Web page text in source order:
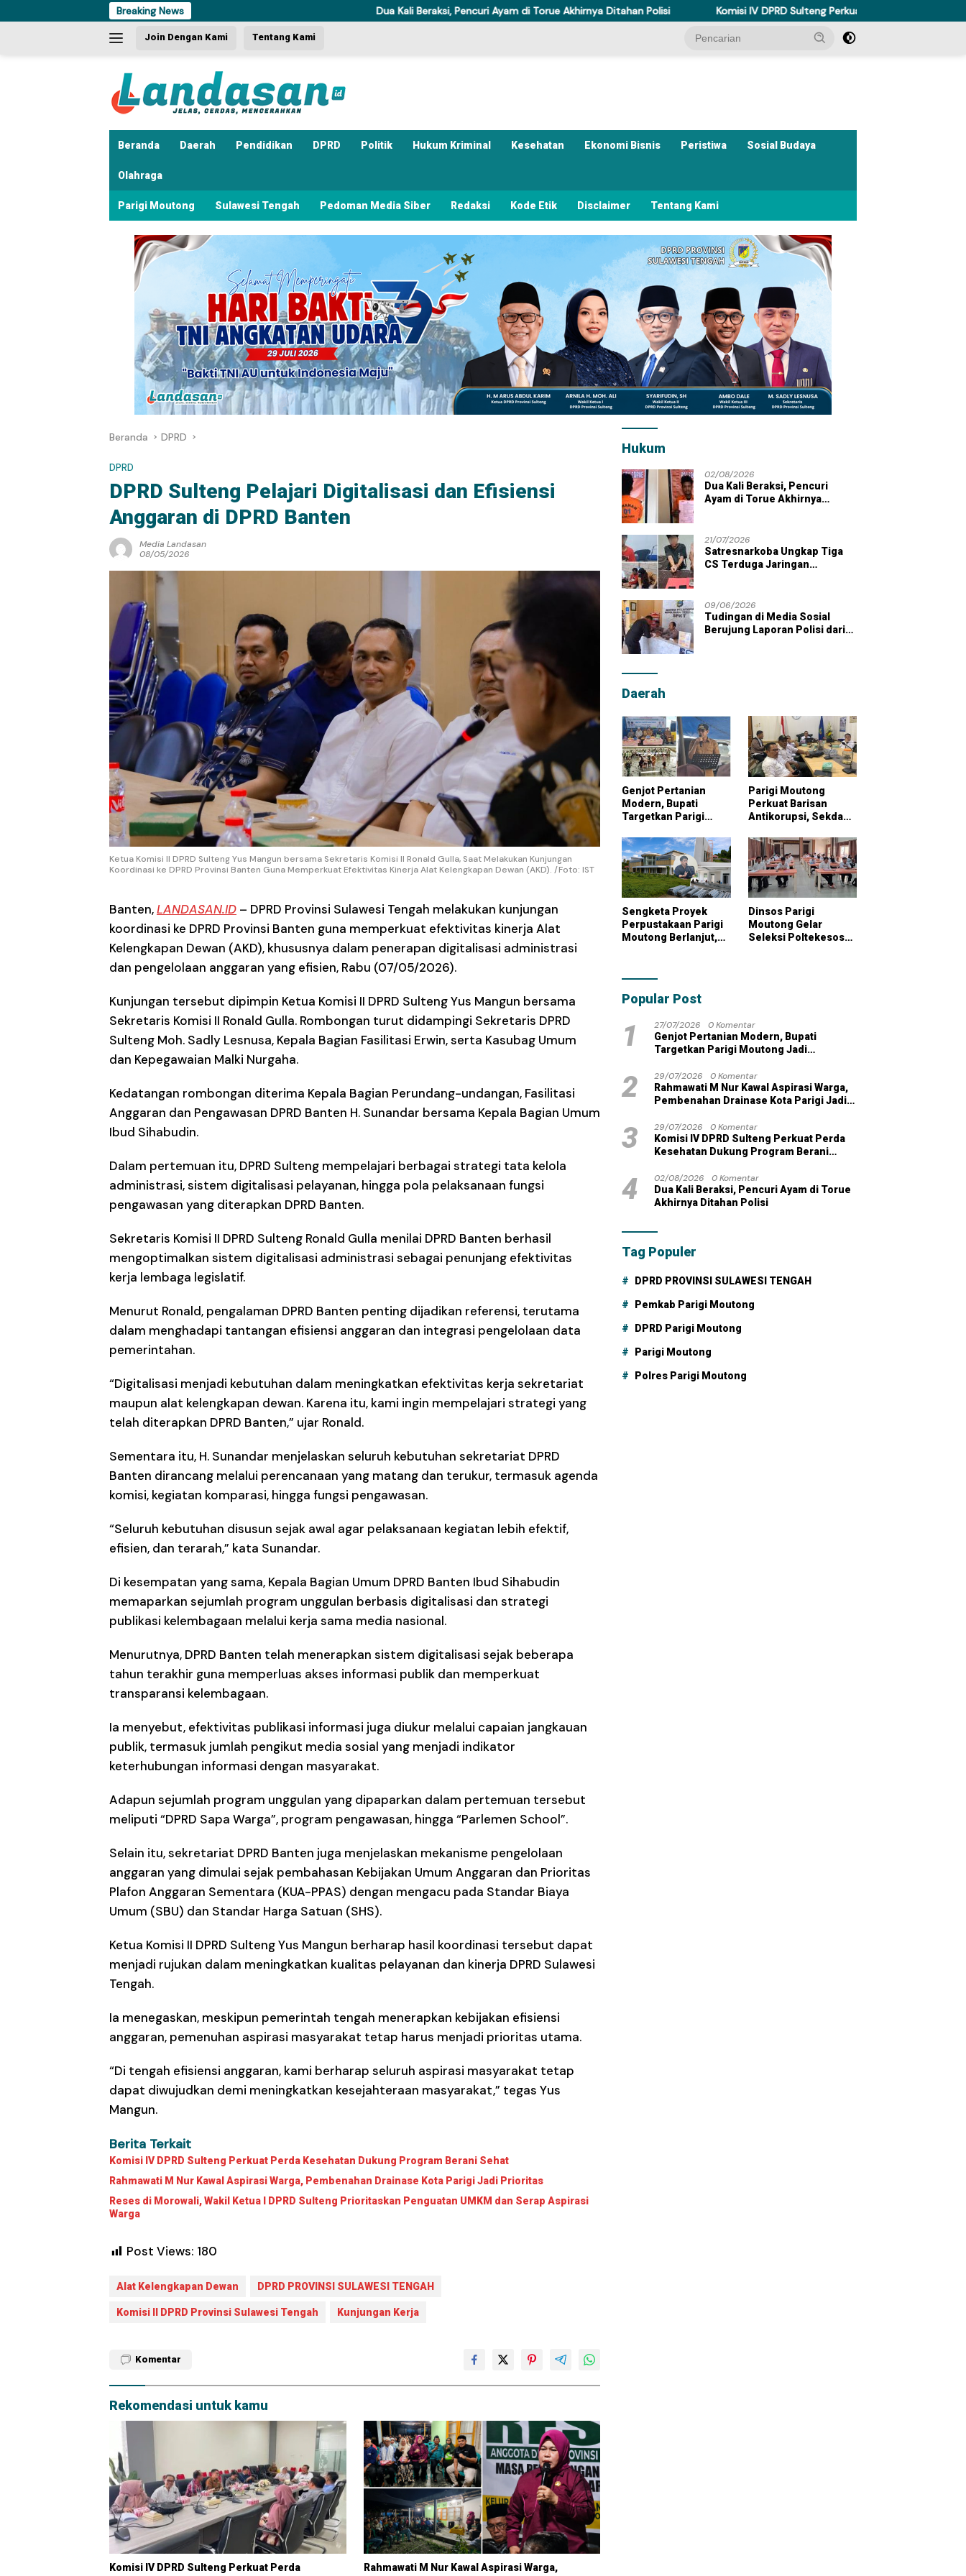
ke
Breaking News Dua Kali Beraksi, Pencuri Ayam di Torue Akhirnya Ditahan Polisi Komisi IV DPRD Sulteng Perkuat Perda Kesehatan Dukung Program Berani
Join Dengan Kami Tentang Kami
Beranda Daerah Pendidikan DPRD Politik Hukum Kriminal Kesehatan Ekonomi Bisnis Peristiwa Sosial Budaya
Olahraga
Parigi Moutong Sulawesi Tengah Pedoman Media Siber Redaksi Kode Etik Disclaimer Tentang Kami
Beranda DPRD
DPRD
DPRD Sulteng Pelajari Digitalisasi dan Efisiensi
Anggaran di DPRD Banten
Media Landasan
08/05/2026
Ketua Komisi II DPRD Sulteng Yus Mangun bersama Sekretaris Komisi II Ronald Gulla, Saat Melakukan Kunjungan
Koordinasi ke DPRD Provinsi Banten Guna Memperkuat Efektivitas Kinerja Alat Kelengkapan Dewan (AKD). /Foto: IST
Banten,LANDASAN.ID – DPRD Provinsi Sulawesi Tengah melakukan kunjungan
koordinasi ke DPRD Provinsi Banten guna memperkuat efektivitas kinerja Alat
Kelengkapan Dewan (AKD), khususnya dalam penerapan digitalisasi administrasi
dan pengelolaan anggaran yang efisien, Rabu (07/05/2026).
Kunjungan tersebut dipimpin Ketua Komisi II DPRD Sulteng Yus Mangun bersama
Sekretaris Komisi II Ronald Gulla. Rombongan turut didampingi Sekretaris DPRD
Sulteng Moh. Sadly Lesnusa, Kepala Bagian Fasilitasi Erwin, serta Kasubag Umum
dan Kepegawaian Malki Nurgaha.
Kedatangan rombongan diterima Kepala Bagian Perundang-undangan, Fasilitasi
Anggaran dan Pengawasan DPRD Banten H. Sunandar bersama Kepala Bagian Umum
Ibud Sihabudin.
Dalam pertemuan itu, DPRD Sulteng mempelajari berbagai strategi tata kelola
administrasi, sistem digitalisasi pelayanan, hingga pola pelaksanaan fungsi
pengawasan yang diterapkan DPRD Banten.
Sekretaris Komisi II DPRD Sulteng Ronald Gulla menilai DPRD Banten berhasil
mengoptimalkan sistem digitalisasi administrasi sebagai penunjang efektivitas
kerja lembaga legislatif.
Menurut Ronald, pengalaman DPRD Banten penting dijadikan referensi, terutama
dalam menghadapi tantangan efisiensi anggaran dan integrasi pengelolaan data
pemerintahan.
“Digitalisasi menjadi kebutuhan dalam meningkatkan efektivitas kerja sekretariat
maupun alat kelengkapan dewan. Karena itu, kami ingin mempelajari strategi yang
telah diterapkan DPRD Banten,” ujar Ronald.
Sementara itu, H. Sunandar menjelaskan seluruh kebutuhan sekretariat DPRD
Banten dirancang melalui perencanaan yang matang dan terukur, termasuk agenda
komisi, kegiatan komparasi, hingga fungsi pengawasan.
“Seluruh kebutuhan disusun sejak awal agar pelaksanaan kegiatan lebih efektif,
efisien, dan terarah,” kata Sunandar.
Di kesempatan yang sama, Kepala Bagian Umum DPRD Banten Ibud Sihabudin
memaparkan sejumlah program unggulan berbasis digitalisasi dan strategi
publikasi kelembagaan melalui kerja sama media nasional.
Menurutnya, DPRD Banten telah menerapkan sistem digitalisasi sejak beberapa
tahun terakhir guna memperluas akses informasi publik dan memperkuat
transparansi kelembagaan.
Ia menyebut, efektivitas publikasi informasi juga diukur melalui capaian jangkauan
publik, termasuk jumlah pengikut media sosial yang menjadi indikator
keterhubungan informasi dengan masyarakat.
Adapun sejumlah program unggulan yang dipaparkan dalam pertemuan tersebut
meliputi “DPRD Sapa Warga”, program pengawasan, hingga “Parlemen School”.
Selain itu, sekretariat DPRD Banten juga menjelaskan mekanisme pengelolaan
anggaran yang dimulai sejak pembahasan Kebijakan Umum Anggaran dan Prioritas
Plafon Anggaran Sementara (KUA-PPAS) dengan mengacu pada Standar Biaya
Umum (SBU) dan Standar Harga Satuan (SHS).
Ketua Komisi II DPRD Sulteng Yus Mangun berharap hasil koordinasi tersebut dapat
menjadi rujukan dalam meningkatkan kualitas pelayanan dan kinerja DPRD Sulawesi
Tengah.
Ia menegaskan, meskipun pemerintah tengah menerapkan kebijakan efisiensi
anggaran, pemenuhan aspirasi masyarakat tetap harus menjadi prioritas utama.
“Di tengah efisiensi anggaran, kami berharap seluruh aspirasi masyarakat tetap
dapat diwujudkan demi meningkatkan kesejahteraan masyarakat,” tegas Yus
Mangun.
Berita Terkait
Komisi IV DPRD Sulteng Perkuat Perda Kesehatan Dukung Program Berani Sehat
Rahmawati M Nur Kawal Aspirasi Warga, Pembenahan Drainase Kota Parigi Jadi Prioritas
Reses di Morowali, Wakil Ketua I DPRD Sulteng Prioritaskan Penguatan UMKM dan Serap Aspirasi
Warga
Post Views: 180
Alat Kelengkapan Dewan DPRD PROVINSI SULAWESI TENGAH
Komisi II DPRD Provinsi Sulawesi Tengah Kunjungan Kerja
Komentar
Rekomendasi untuk kamu
Komisi IV DPRD Sulteng Perkuat Perda
Rahmawati M Nur Kawal Aspirasi Warga,
Hukum
02/08/2026
Dua Kali Beraksi, Pencuri
Ayam di Torue Akhirnya
21/07/2026
Satresnarkoba Ungkap Tiga
CS Terduga Jaringan
09/06/2026
Tudingan di Media Sosial
Berujung Laporan Polisi dari
Daerah
Genjot Pertanian
Modern, Bupati
Targetkan Parigi
Lumbung Pangan
Nasional
Parigi Moutong
Perkuat Barisan
Antikorupsi, Sekda
Bersama KPK
Sengketa Proyek
Perpustakaan Parigi
Moutong Berlanjut,
Tambahan dengan
Dinsos Parigi
Moutong Gelar
Seleksi Poltekesos
Popular Post
1 27/07/2026
0 Komentar
Genjot Pertanian Modern, Bupati
Targetkan Parigi Moutong Jadi
2 29/07/2026
0 Komentar
Rahmawati M Nur Kawal Aspirasi Warga,
Pembenahan Drainase Kota Parigi Jadi
3 29/07/2026
0 Komentar
Komisi IV DPRD Sulteng Perkuat Perda
Kesehatan Dukung Program Berani
4 02/08/2026
0 Komentar
Dua Kali Beraksi, Pencuri Ayam di Torue
Akhirnya Ditahan Polisi
Tag Populer
DPRD PROVINSI SULAWESI TENGAH
Pemkab Parigi Moutong
DPRD Parigi Moutong
Parigi Moutong
Polres Parigi Moutong